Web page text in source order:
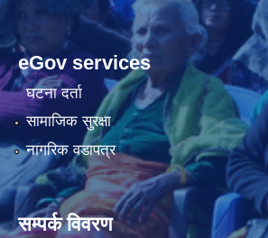
eGov services
घटना दर्ता
सामाजिक सुरक्षा
नागरिक वडापत्र
सम्पर्क विवरण